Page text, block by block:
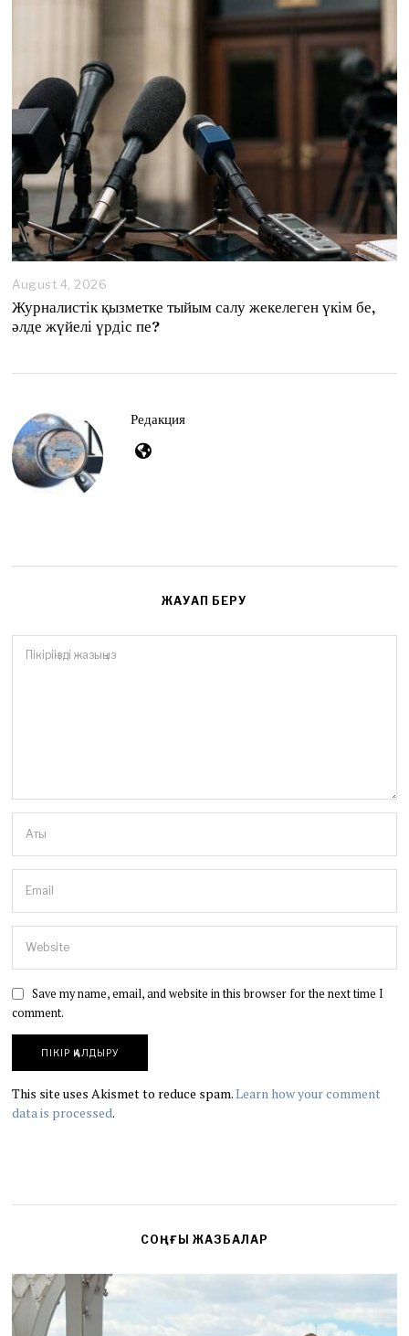
August 4, 2026
g
u
Журналистік қызметке тыйым салу жекелеген үкім бе,
әлде жүйелі үрдіс пе?
Редакция
ЖАУАП БЕРУ
Save my name, email, and website in this browser for the next time I
comment.
This site uses Akismet to reduce spam.Learn how your comment
data is processed.
СОҢҒЫ ЖАЗБАЛАР